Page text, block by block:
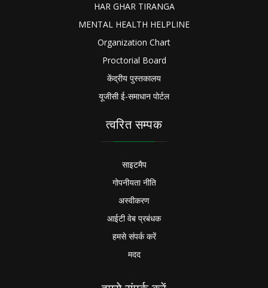
HAR GHAR TIRANGA
MENTAL HEALTH HELPLINE
Organization Chart
Proctorial Board
केंद्रीय पुस्तकालय
यूजीसी ई-समाधान पोर्टल
त्वरित सम्पक
साइटमैप
गोपनीयता नीति
अस्वीकरण
आईटी वेब प्रबंधक
हमसे संपर्क करें
मदद